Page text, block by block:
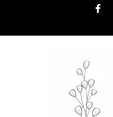
content